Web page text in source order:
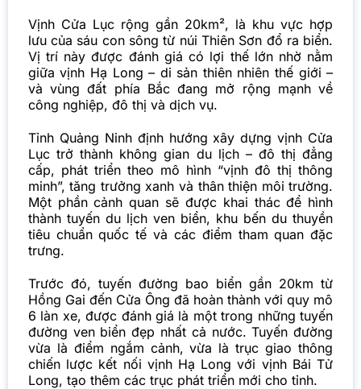
Vịnh Cửa Lục rộng gần 20km², là khu vực hợp
lưu của sáu con sông từ núi Thiên Sơn đổ ra biển.
Vị trí này được đánh giá có lợi thế lớn nhờ nằm
giữa vịnh Hạ Long – di sản thiên nhiên thế giới –
và vùng đất phía Bắc đang mở rộng mạnh về
công nghiệp, đô thị và dịch vụ.
Tỉnh Quảng Ninh định hướng xây dựng vịnh Cửa
Lục trở thành không gian du lịch – đô thị đẳng
cấp, phát triển theo mô hình “vịnh đô thị thông
minh”, tăng trưởng xanh và thân thiện môi trường.
Một phần cảnh quan sẽ được khai thác để hình
thành tuyến du lịch ven biển, khu bến du thuyền
tiêu chuẩn quốc tế và các điểm tham quan đặc
trưng.
Trước đó, tuyến đường bao biển gần 20km từ
Hồng Gai đến Cửa Ông đã hoàn thành với quy mô
6 làn xe, được đánh giá là một trong những tuyến
đường ven biển đẹp nhất cả nước. Tuyến đường
vừa là điểm ngắm cảnh, vừa là trục giao thông
chiến lược kết nối vịnh Hạ Long với vịnh Bái Tử
Long, tạo thêm các trục phát triển mới cho tỉnh.